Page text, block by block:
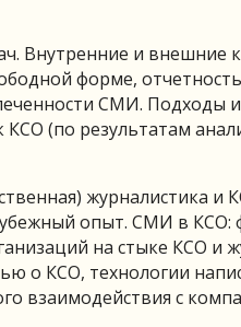
Внутренние и внешние
форме,
СМИ. Подходы
(по результатам
журналистика и
опыт. СМИ в КСО:
на стыке КСО и
о КСО, технологии
взаимодействия с